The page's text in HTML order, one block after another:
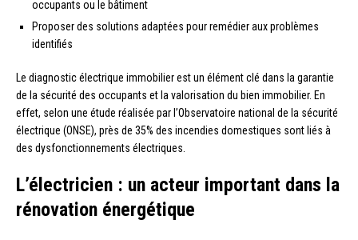
occupants ou le bâtiment
Proposer des solutions adaptées pour remédier aux problèmes
identifiés
Le diagnostic électrique immobilier est un élément clé dans la garantie
de la sécurité des occupants et la valorisation du bien immobilier. En
effet, selon une étude réalisée par l’Observatoire national de la sécurité
électrique (ONSE), près de 35% des incendies domestiques sont liés à
des dysfonctionnements électriques.
L’électricien : un acteur important dans la
rénovation énergétique